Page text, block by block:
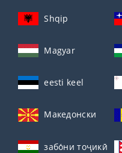
Shqip
Magyar
eesti keel
Македонски
забо́ни тоҷикӣ́